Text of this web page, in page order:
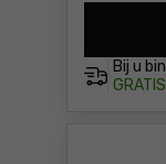
Bij u
GRATIS